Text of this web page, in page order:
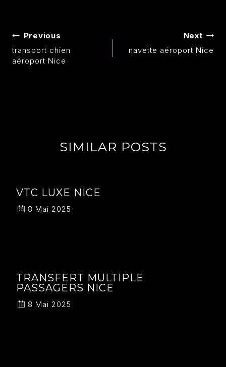
Previous
transport chien
aéroport Nice
Next
navette aéroport Nice
SIMILAR POSTS
VTC LUXE NICE
8 Mai 2025
TRANSFERT MULTIPLE
PASSAGERS NICE
8 Mai 2025